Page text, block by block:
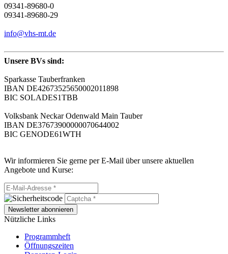
09341-89680-0
09341-89680-29
info@vhs-mt.de
Unsere BVs sind:
Sparkasse Tauberfranken
IBAN DE42673525650002011898
BIC SOLADES1TBB
Volksbank Neckar Odenwald Main Tauber
IBAN DE37673900000070644002
BIC GENODE61WTH
Wir informieren Sie gerne per E-Mail über unsere aktuellen
Angebote und Kurse:
Newsletter abonnieren
Nützliche Links
Programmheft
Öffnungszeiten